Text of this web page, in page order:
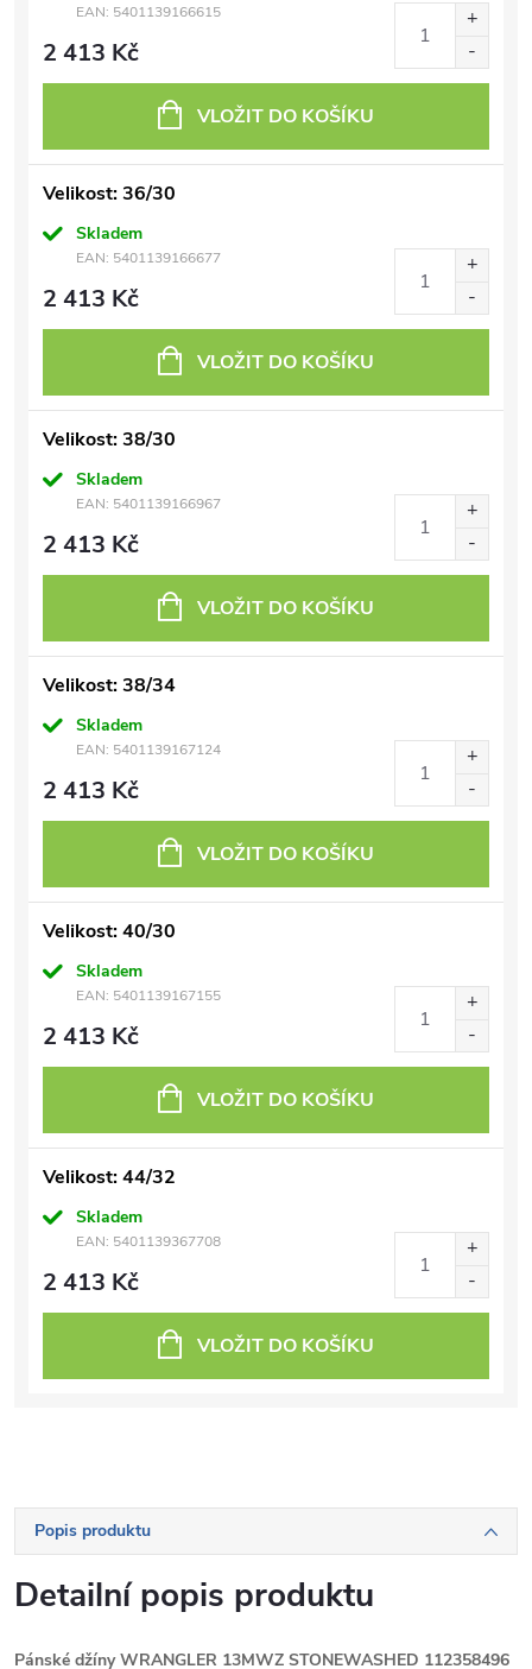
EAN: 5401139166615
2 413 Kč
VLOŽIT DO KOŠÍKU
Velikost: 36/30
Skladem
EAN: 5401139166677
2 413 Kč
VLOŽIT DO KOŠÍKU
Velikost: 38/30
Skladem
EAN: 5401139166967
2 413 Kč
VLOŽIT DO KOŠÍKU
Velikost: 38/34
Skladem
EAN: 5401139167124
2 413 Kč
VLOŽIT DO KOŠÍKU
Velikost: 40/30
Skladem
EAN: 5401139167155
2 413 Kč
VLOŽIT DO KOŠÍKU
Velikost: 44/32
Skladem
EAN: 5401139367708
2 413 Kč
VLOŽIT DO KOŠÍKU
Popis produktu
Detailní popis produktu
Pánské džíny WRANGLER 13MWZ STONEWASHED 112358496